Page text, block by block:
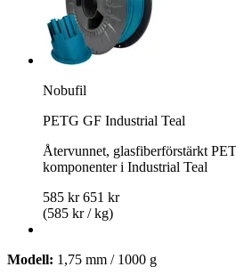
Nobufil
PETG GF Industrial Teal
Återvunnet, glasfiberförstärkt
komponenter i Industrial Teal
585 kr 651 kr
(585 kr / kg)
Modell: 1,75 mm / 1000 g